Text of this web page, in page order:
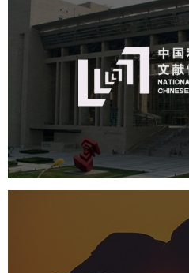
中国科学院
网站建设
数字博物馆建设
展厅空
产品展厅设计
中国人体器官